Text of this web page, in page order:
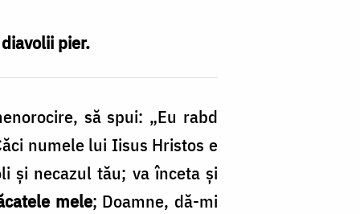
pier.
să spui: „Eu rabd
numele lui Iisus Hristos e
şi necazul tău; va înceta şi
mele; Doamne, dă-mi